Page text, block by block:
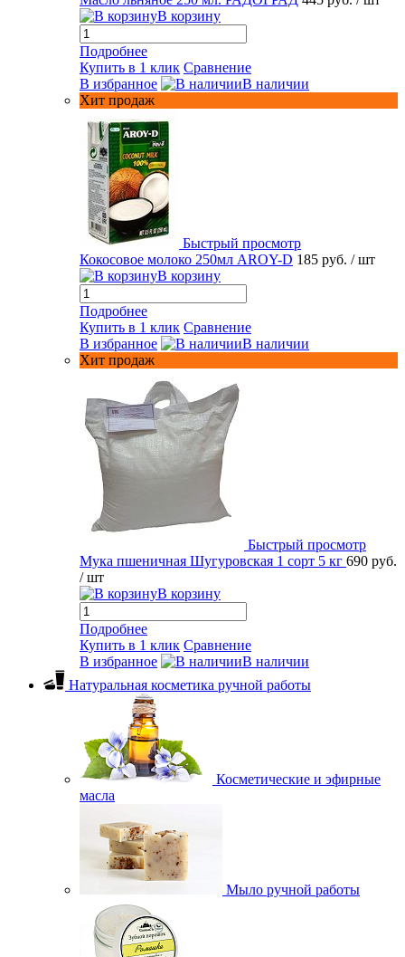
В корзину
Подробнее
Купить в 1 клик Сравнение
В избранное
В наличии
Хит продаж
Быстрый просмотр
Кокосовое молоко 250мл AROY-D 185 руб. / шт
В корзину
Подробнее
Купить в 1 клик Сравнение
В избранное
В наличии
Хит продаж
Быстрый просмотр
Мука пшеничная Шугуровская 1 сорт 5 кг 690 руб.
/ шт
В корзину
Подробнее
Купить в 1 клик Сравнение
В избранное
В наличии
Натуральная косметика ручной работы
Косметические и эфирные
масла
Мыло ручной работы